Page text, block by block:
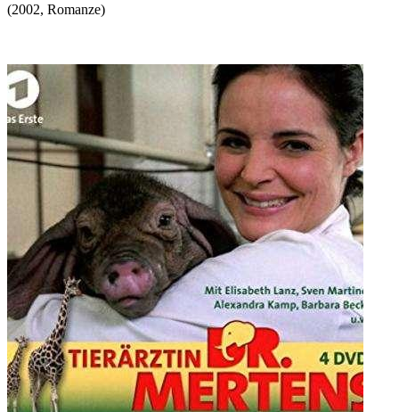
(2002, Romanze)